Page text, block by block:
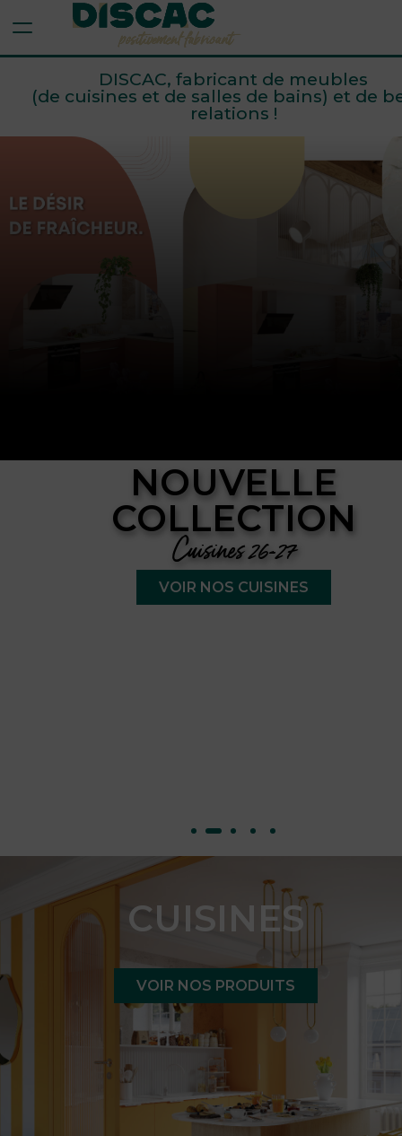
Aller au menu
Aller au contenu
DISCAC :
L’expertise d’un
Des collections
Des salles de
Pourquoi choisir
Un partenaire de
Notre
DISCAC, fabricant de meubles
(de cuisines et de salles de bains) et de
relations !
DEVENEZ
revendeur
Rejoignez l’aventure DISCAC
CUISINES
VOIR NOS PRODUITS